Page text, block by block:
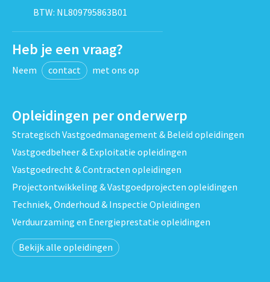
BTW: NL809795863B01
Heb je een vraag?
Neem contact met ons op
Opleidingen per onderwerp
Strategisch Vastgoedmanagement & Beleid opleidingen
Vastgoedbeheer & Exploitatie opleidingen
Vastgoedrecht & Contracten opleidingen
Projectontwikkeling & Vastgoedprojecten opleidingen
Techniek, Onderhoud & Inspectie Opleidingen
Verduurzaming en Energieprestatie opleidingen
Bekijk alle opleidingen